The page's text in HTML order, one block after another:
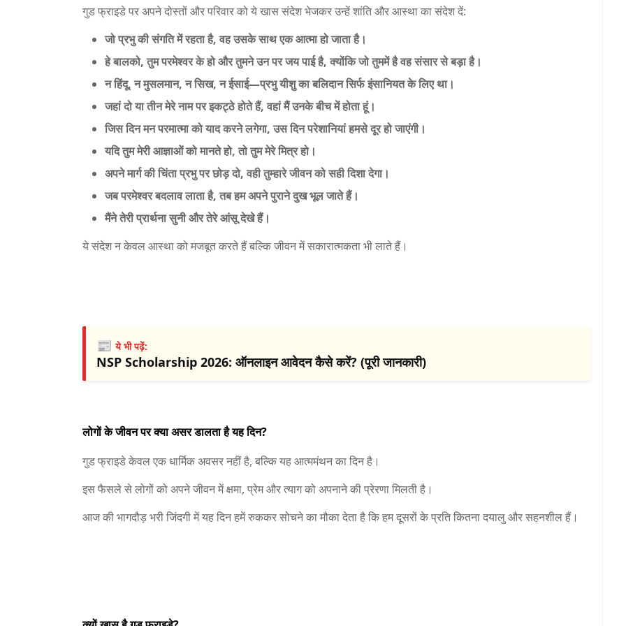
गुड फ्राइडे पर अपने दोस्तों और परिवार को ये खास संदेश भेजकर उन्हें शांति और आस्था का संदेश दें:
जो प्रभु की संगति में रहता है, वह उसके साथ एक आत्मा हो जाता है।
हे बालको, तुम परमेश्वर के हो और तुमने उन पर जय पाई है, क्योंकि जो तुममें है वह संसार से बड़ा है।
न हिंदू, न मुसलमान, न सिख, न ईसाई—प्रभु यीशु का बलिदान सिर्फ इंसानियत के लिए था।
जहां दो या तीन मेरे नाम पर इकट्ठे होते हैं, वहां मैं उनके बीच में होता हूं।
जिस दिन मन परमात्मा को याद करने लगेगा, उस दिन परेशानियां हमसे दूर हो जाएंगी।
यदि तुम मेरी आज्ञाओं को मानते हो, तो तुम मेरे मित्र हो।
अपने मार्ग की चिंता प्रभु पर छोड़ दो, वही तुम्हारे जीवन को सही दिशा देगा।
जब परमेश्वर बदलाव लाता है, तब हम अपने पुराने दुख भूल जाते हैं।
मैंने तेरी प्रार्थना सुनी और तेरे आंसू देखे हैं।
ये संदेश न केवल आस्था को मजबूत करते हैं बल्कि जीवन में सकारात्मकता भी लाते हैं।
📰ये भी पढ़ें:
NSP Scholarship 2026: ऑनलाइन आवेदन कैसे करें? (पूरी जानकारी)
लोगों के जीवन पर क्या असर डालता है यह दिन?
गुड फ्राइडे केवल एक धार्मिक अवसर नहीं है, बल्कि यह आत्ममंथन का दिन है।
इस फैसले से लोगों को अपने जीवन में क्षमा, प्रेम और त्याग को अपनाने की प्रेरणा मिलती है।
आज की भागदौड़ भरी जिंदगी में यह दिन हमें रुककर सोचने का मौका देता है कि हम दूसरों के प्रति कितना दयालु और सहनशील हैं।